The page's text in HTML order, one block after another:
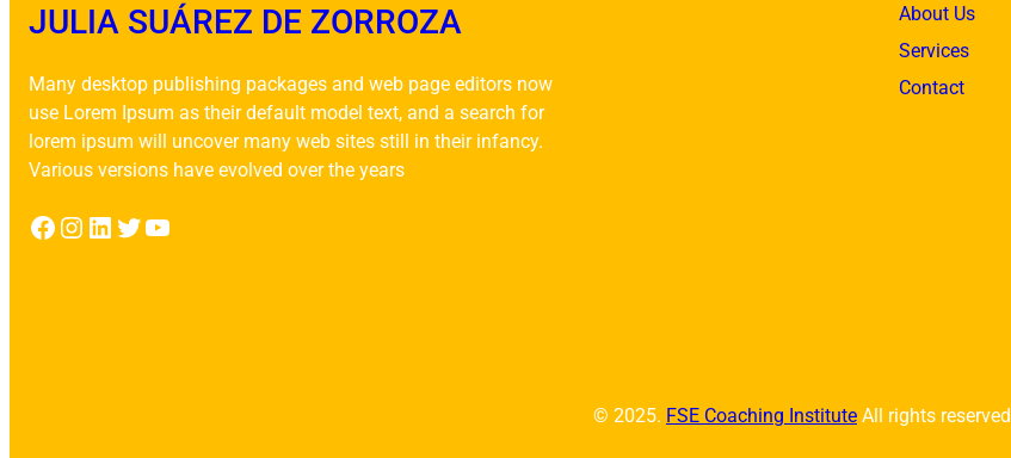
JULIA SUÁREZ DE ZORROZA
Many desktop publishing packages and web page editors now
use Lorem Ipsum as their default model text, and a search for
lorem ipsum will uncover many web sites still in their infancy.
Various versions have evolved over the years
Facebook Instagram LinkedIn Twitter YouTube
About Us
Services
Contact
© 2025. FSE Coaching Institute All rights reserved